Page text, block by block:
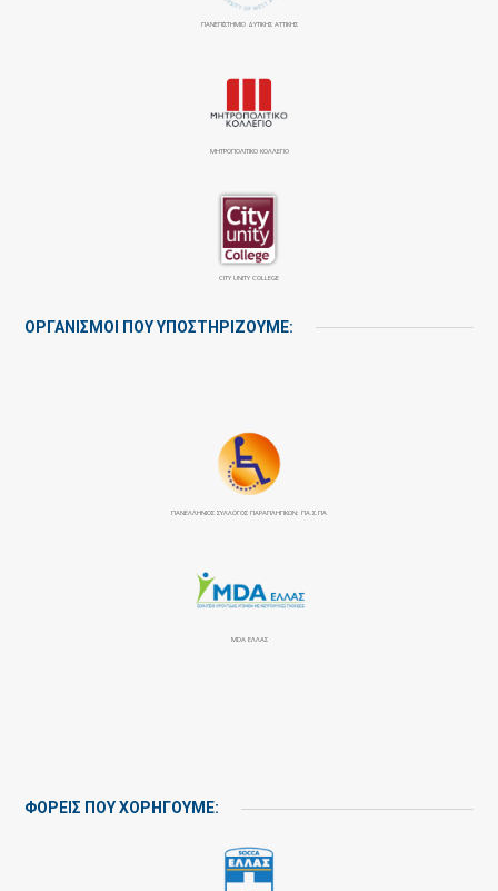
ΠΑΝΕΠΙΣΤΉΜΙΟ ΔΥΤΙΚΉΣ ΑΤΤΙΚΉΣ
ΜΗΤΡΟΠΟΛΙΤΙΚΟ ΚΟΛΛΕΓΙΟ
CITY UNITY COLLEGE
ΟΡΓΑΝΙΣΜΟΙ ΠΟΥ ΥΠΟΣΤΗΡΙΖΟΥΜΕ:
ΠΑΝΕΛΛΉΝΙΟΣ ΣΎΛΛΟΓΟΣ ΠΑΡΑΠΛΗΓΙΚΏΝ: ΠΑ.Σ.ΠΑ
MDA ΕΛΛΑΣ
ΦΟΡΕΙΣ ΠΟΥ ΧΟΡΗΓΟΥΜΕ: